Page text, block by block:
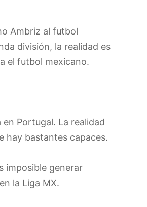
Ambriz al futbol
división, la realidad es
el futbol mexicano.
Portugal. La realidad
hay bastantes capaces.
imposible generar
la Liga MX.